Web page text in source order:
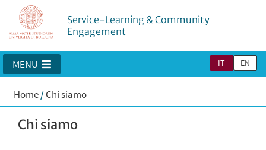
Service-Learning & Community
Engagement
IT EN
MENU
Home/Chi siamo
Chi siamo